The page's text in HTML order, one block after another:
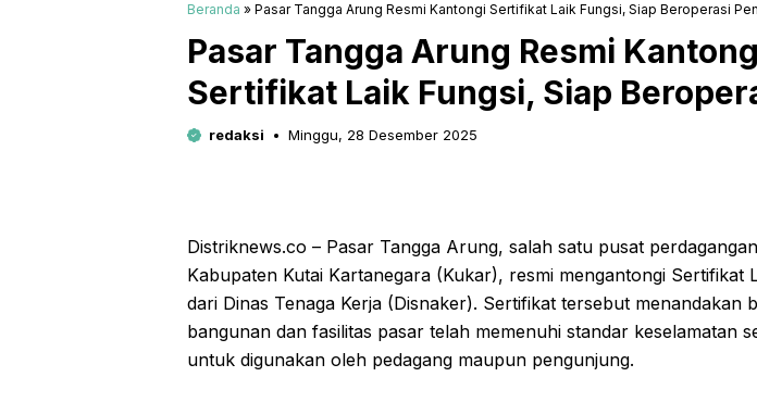
Beranda » Pasar Tangga Arung Resmi Kantongi Sertifikat Laik Fungsi, Siap Beroperasi
Pasar Tangga Arung Resmi
Sertifikat Laik Fungsi, Siap
redaksi Minggu, 28 Desember 2025
Distriknews.co – Pasar Tangga Arung, salah satu pusat
Kabupaten Kutai Kartanegara (Kukar), resmi mengantongi Sertifikat
dari Dinas Tenaga Kerja (Disnaker). Sertifikat tersebut menandakan
bangunan dan fasilitas pasar telah memenuhi standar keselamatan
untuk digunakan oleh pedagang maupun pengunjung.